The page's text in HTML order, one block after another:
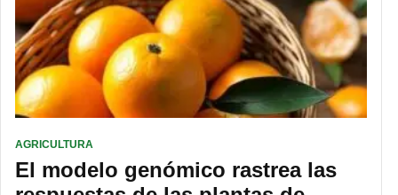
AGRICULTURA
El modelo genómico rastrea las